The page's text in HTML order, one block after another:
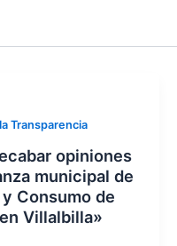
Transparencia
opiniones
municipal de
Consumo de
Villalbilla»